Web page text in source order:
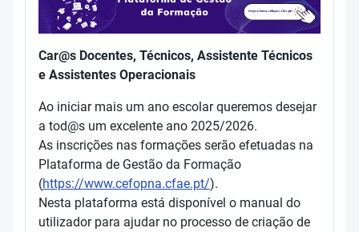
Car@s Docentes, Técnicos, Assistente Técnicos
e Assistentes Operacionais
Ao iniciar mais um ano escolar queremos desejar
a tod@s um excelente ano 2025/2026.
As inscrições nas formações serão efetuadas na
Plataforma de Gestão da Formação
(https://www.cefopna.cfae.pt/).
Nesta plataforma está disponível o manual do
utilizador para ajudar no processo de criação de